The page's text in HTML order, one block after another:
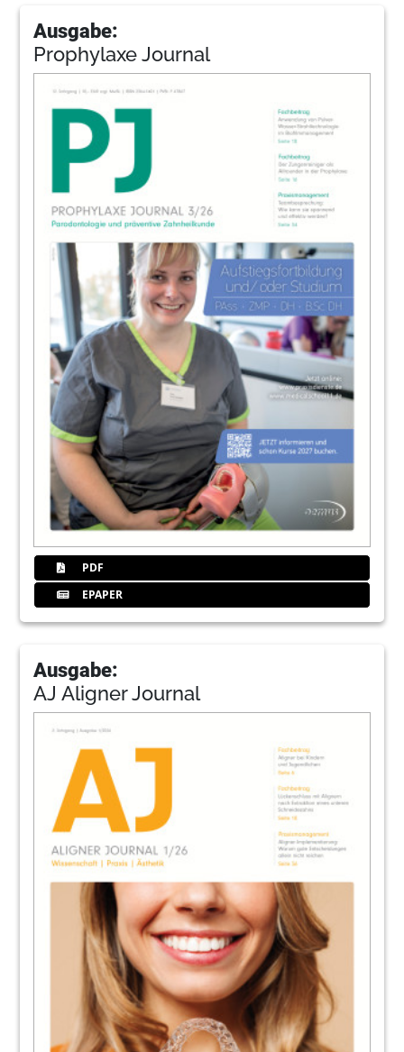
Ausgabe:
Prophylaxe Journal
PDF
EPAPER
Ausgabe:
AJ Aligner Journal